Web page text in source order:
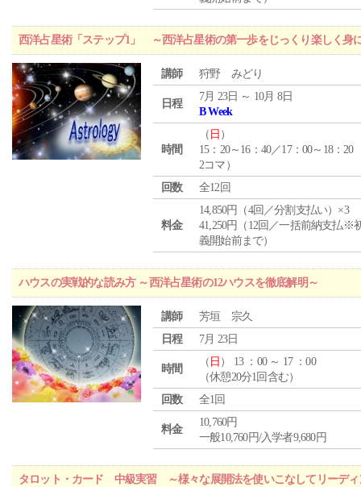
西洋占星術「ステップ1」 ～西洋占星術の第一歩をじっくり楽しく身
講師 狩野 みどり
日程
7月 23日 ～ 10月 8日
B Week
時間
（ 日 ）
15：20～16：40／17：00～18：20
2コマ）
回数
全12回
料金
14,850円（4回／分割支払い）×3
41,250円（12回／一括前納支払※
義開始前まで）
ハウスの実戦的な読み方 ～西洋占星術の12ハウスを徹底解明～
講師
芳垣 宗久
日程
7月 23日
時間
（ 日 ） 13 ：00 ～ 17 ：00
（休憩20分1回含む）
回数
全1回
料金
10,760円
一般10,760円/入学者9,680円
タロット・カード 中級実習 ～様々な展開法を使いこなしてリーディ